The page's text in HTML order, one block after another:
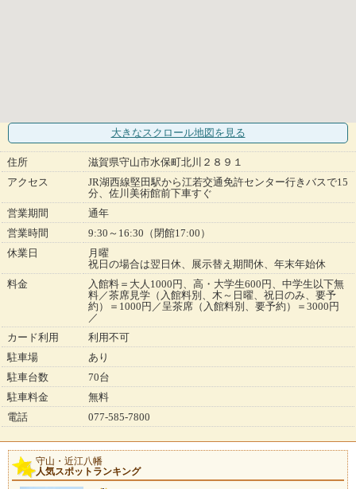
大きなスクロール地図 を見る
住所
滋賀県守山市水保町北川２８９１
アクセス
JR湖西線堅田駅から江若交通免許センター行きバスで15
分、佐川美術館前下車すぐ
営業期間
通年
営業時間
9:30～16:30（閉館17:00）
休業日
月曜
祝日の場合は翌日休、展示替え期間休、年末年始休
料金
入館料＝大人1000円、高・大学生600円、中学生以下無
料／茶席見学（入館料別、木～日曜、祝日のみ、要予
約）＝1000円／呈茶席（入館料別、要予約）＝3000円
／
カード利用
利用不可
駐車場
あり
駐車台数
70台
駐車料金
無料
電話
077-585-7800
守山・近江八幡
人気スポットランキング